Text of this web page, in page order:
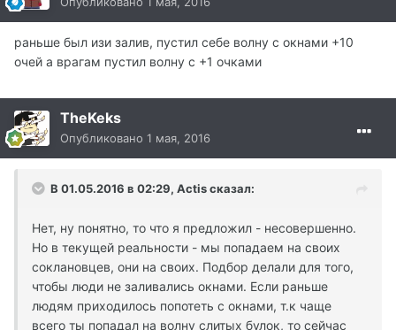
раньше был изи залив, пустил себе волну с окнами +10
очей а врагам пустил волну с +1 очками
TheKeks
Опубликовано 1 мая, 2016
В 01.05.2016 в 02:29, Actis сказал:
Нет, ну понятно, то что я предложил - несовершенно.
Но в текущей реальности - мы попадаем на своих
соклановцев, они на своих. Подбор делали для того,
чтобы люди не заливались окнами. Если раньше
людям приходилось попотеть с окнами, т.к чаще
всего ты попадал на волну слитых булок, то сейчас